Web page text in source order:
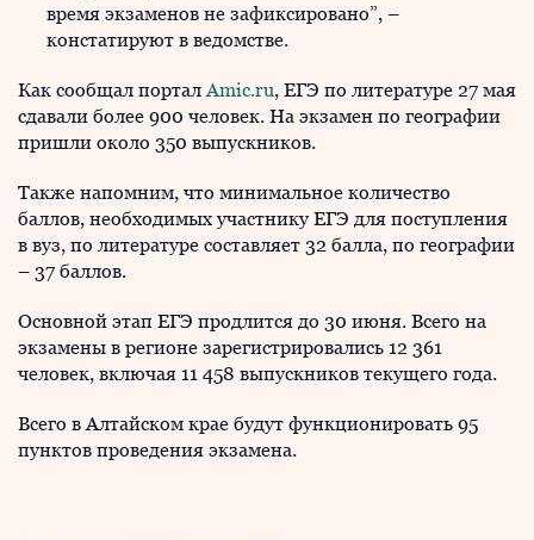
время экзаменов не зафиксировано”, –
констатируют в ведомстве.
Как сообщал порталAmic.ru, ЕГЭ по литературе 27 мая
сдавали более 900 человек. На экзамен по географии
пришли около 350 выпускников.
Также напомним, что минимальное количество
баллов, необходимых участнику ЕГЭ для поступления
в вуз, по литературе составляет 32 балла, по географии
– 37 баллов.
Основной этап ЕГЭ продлится до 30 июня. Всего на
экзамены в регионе зарегистрировались 12 361
человек, включая 11 458 выпускников текущего года.
Всего в Алтайском крае будут функционировать 95
пунктов проведения экзамена.